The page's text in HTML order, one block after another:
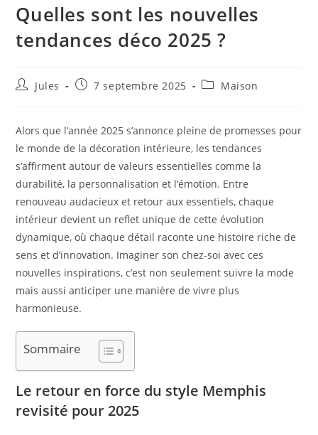
Quelles sont les nouvelles
tendances déco 2025 ?
Auteur/autrice
publication :
Jules
Publication
7 septembre 2025
PostMaison
Alors que l’année 2025 s’annonce pleine de promesses pour
le monde de la décoration intérieure, les tendances
s’affirment autour de valeurs essentielles comme la
durabilité, la personnalisation et l’émotion. Entre
renouveau audacieux et retour aux essentiels, chaque
intérieur devient un reflet unique de cette évolution
dynamique, où chaque détail raconte une histoire riche de
sens et d’innovation. Imaginer son chez-soi avec ces
nouvelles inspirations, c’est non seulement suivre la mode
mais aussi anticiper une manière de vivre plus
harmonieuse.
Sommaire
Le retour en force du style Memphis
revisité pour 2025